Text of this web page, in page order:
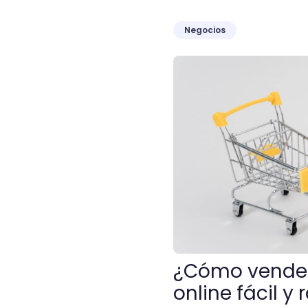
Negocios
¿Cómo vender en
¿Cómo
online fácil y